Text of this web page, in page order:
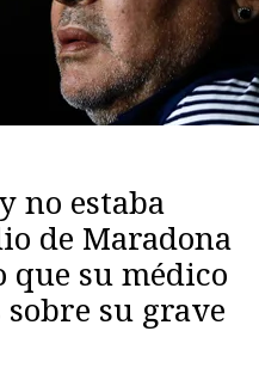
no estaba
de Maradona
su médico
su grave